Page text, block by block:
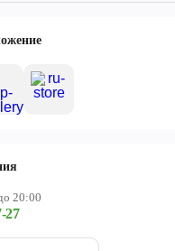
20:00
27